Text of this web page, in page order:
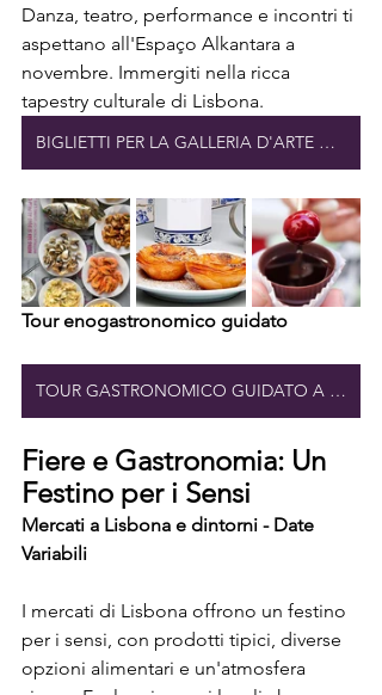
Danza, teatro, performance e incontri ti
aspettano all'Espaço Alkantara a
novembre. Immergiti nella ricca
tapestry culturale di Lisbona.
BIGLIETTI PER LA GALLERIA D'ARTE DI LISBONA
Tour enogastronomico guidato
TOUR GASTRONOMICO GUIDATO A LISBONA
Fiere e Gastronomia: Un
Festino per i Sensi
Mercati a Lisbona e dintorni - Date
Variabili
I mercati di Lisbona offrono un festino
per i sensi, con prodotti tipici, diverse
opzioni alimentari e un'atmosfera